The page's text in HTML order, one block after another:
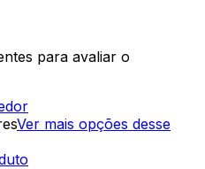
para avaliar o
Ver mais opções desse